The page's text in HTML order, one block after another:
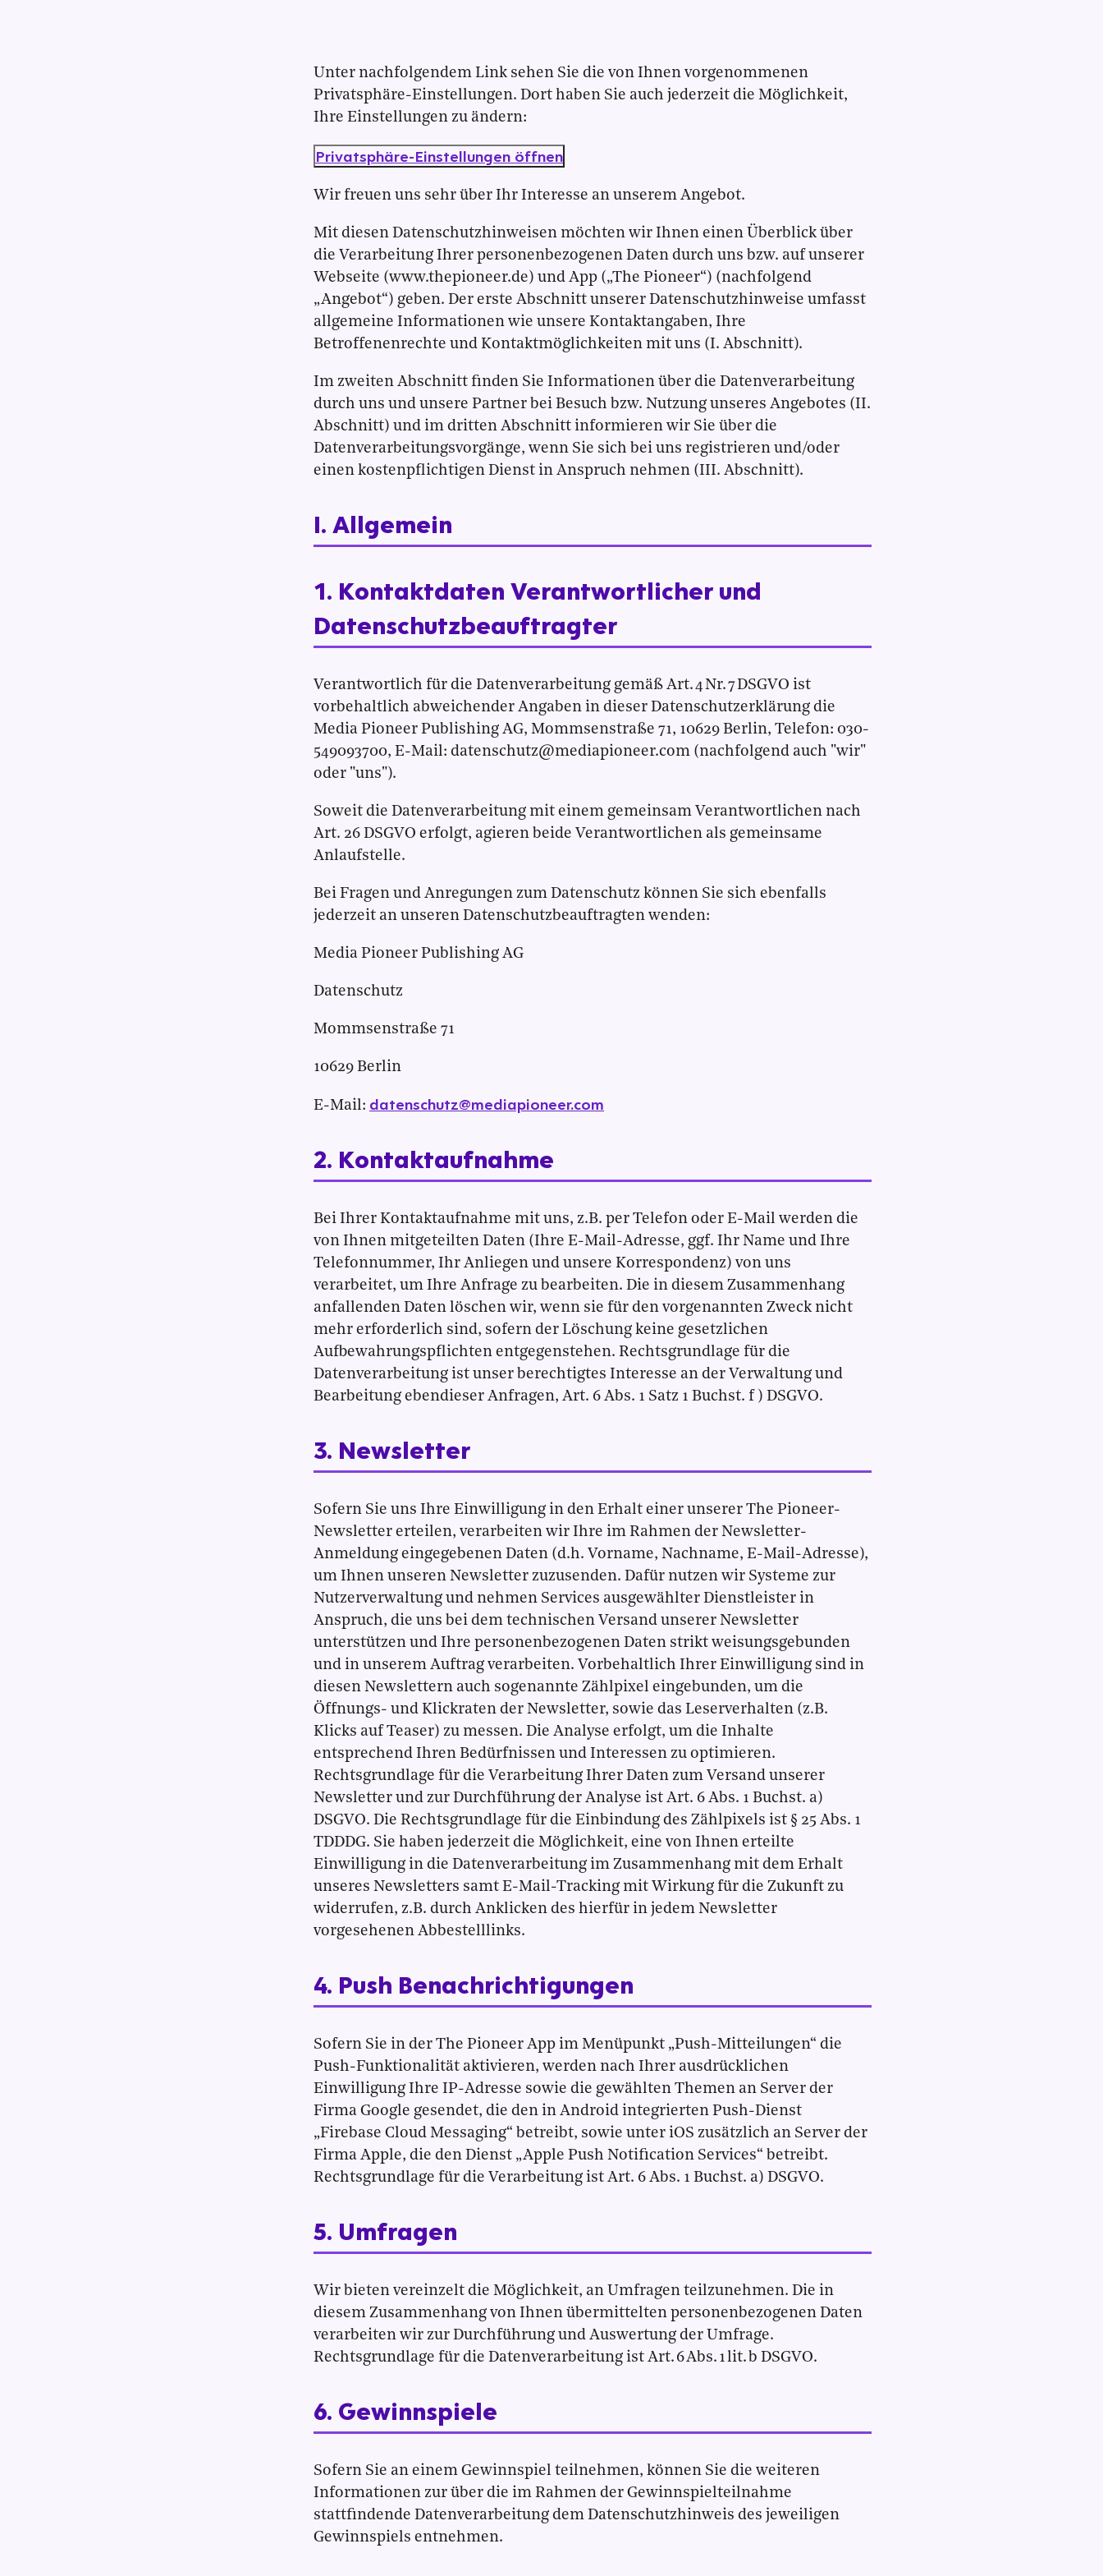
Unter nachfolgendem Link sehen Sie die von Ihnen vorgenommenen
Privatsphäre-Einstellungen. Dort haben Sie auch jederzeit die Möglichkeit,
Ihre Einstellungen zu ändern:
Privatsphäre-Einstellungen öffnen
Wir freuen uns sehr über Ihr Interesse an unserem Angebot.
Mit diesen Datenschutzhinweisen möchten wir Ihnen einen Überblick über
die Verarbeitung Ihrer personenbezogenen Daten durch uns bzw. auf unserer
Webseite (www.thepioneer.de) und App („The Pioneer“) (nachfolgend
„Angebot“) geben. Der erste Abschnitt unserer Datenschutzhinweise umfasst
allgemeine Informationen wie unsere Kontaktangaben, Ihre
Betroffenenrechte und Kontaktmöglichkeiten mit uns (I. Abschnitt).
Im zweiten Abschnitt finden Sie Informationen über die Datenverarbeitung
durch uns und unsere Partner bei Besuch bzw. Nutzung unseres Angebotes (II.
Abschnitt) und im dritten Abschnitt informieren wir Sie über die
Datenverarbeitungsvorgänge, wenn Sie sich bei uns registrieren und/oder
einen kostenpflichtigen Dienst in Anspruch nehmen (III. Abschnitt).
I. Allgemein
1. Kontaktdaten Verantwortlicher und
Datenschutzbeauftragter
Verantwortlich für die Datenverarbeitung gemäß Art. 4 Nr. 7 DSGVO ist
vorbehaltlich abweichender Angaben in dieser Datenschutzerklärung die
Media Pioneer Publishing AG, Mommsenstraße 71, 10629 Berlin, Telefon: 030-
549093700, E-Mail: datenschutz@mediapioneer.com (nachfolgend auch "wir"
oder "uns").
Soweit die Datenverarbeitung mit einem gemeinsam Verantwortlichen nach
Art. 26 DSGVO erfolgt, agieren beide Verantwortlichen als gemeinsame
Anlaufstelle.
Bei Fragen und Anregungen zum Datenschutz können Sie sich ebenfalls
jederzeit an unseren Datenschutzbeauftragten wenden:
Media Pioneer Publishing AG
Datenschutz
Mommsenstraße 71
10629 Berlin
E-Mail: datenschutz@mediapioneer.com
2. Kontaktaufnahme
Bei Ihrer Kontaktaufnahme mit uns, z.B. per Telefon oder E-Mail werden die
von Ihnen mitgeteilten Daten (Ihre E-Mail-Adresse, ggf. Ihr Name und Ihre
Telefonnummer, Ihr Anliegen und unsere Korrespondenz) von uns
verarbeitet, um Ihre Anfrage zu bearbeiten. Die in diesem Zusammenhang
anfallenden Daten löschen wir, wenn sie für den vorgenannten Zweck nicht
mehr erforderlich sind, sofern der Löschung keine gesetzlichen
Aufbewahrungspflichten entgegenstehen. Rechtsgrundlage für die
Datenverarbeitung ist unser berechtigtes Interesse an der Verwaltung und
Bearbeitung ebendieser Anfragen, Art. 6 Abs. 1 Satz 1 Buchst. f ) DSGVO.
3. Newsletter
Sofern Sie uns Ihre Einwilligung in den Erhalt einer unserer The Pioneer-
Newsletter erteilen, verarbeiten wir Ihre im Rahmen der Newsletter-
Anmeldung eingegebenen Daten (d.h. Vorname, Nachname, E-Mail-Adresse),
um Ihnen unseren Newsletter zuzusenden. Dafür nutzen wir Systeme zur
Nutzerverwaltung und nehmen Services ausgewählter Dienstleister in
Anspruch, die uns bei dem technischen Versand unserer Newsletter
unterstützen und Ihre personenbezogenen Daten strikt weisungsgebunden
und in unserem Auftrag verarbeiten. Vorbehaltlich Ihrer Einwilligung sind in
diesen Newslettern auch sogenannte Zählpixel eingebunden, um die
Öffnungs- und Klickraten der Newsletter, sowie das Leserverhalten (z.B.
Klicks auf Teaser) zu messen. Die Analyse erfolgt, um die Inhalte
entsprechend Ihren Bedürfnissen und Interessen zu optimieren.
Rechtsgrundlage für die Verarbeitung Ihrer Daten zum Versand unserer
Newsletter und zur Durchführung der Analyse ist Art. 6 Abs. 1 Buchst. a)
DSGVO. Die Rechtsgrundlage für die Einbindung des Zählpixels ist § 25 Abs. 1
TDDDG. Sie haben jederzeit die Möglichkeit, eine von Ihnen erteilte
Einwilligung in die Datenverarbeitung im Zusammenhang mit dem Erhalt
unseres Newsletters samt E-Mail-Tracking mit Wirkung für die Zukunft zu
widerrufen, z.B. durch Anklicken des hierfür in jedem Newsletter
vorgesehenen Abbestelllinks.
4. Push Benachrichtigungen
Sofern Sie in der The Pioneer App im Menüpunkt „Push-Mitteilungen“ die
Push-Funktionalität aktivieren, werden nach Ihrer ausdrücklichen
Einwilligung Ihre IP-Adresse sowie die gewählten Themen an Server der
Firma Google gesendet, die den in Android integrierten Push-Dienst
„Firebase Cloud Messaging“ betreibt, sowie unter iOS zusätzlich an Server der
Firma Apple, die den Dienst „Apple Push Notification Services“ betreibt.
Rechtsgrundlage für die Verarbeitung ist Art. 6 Abs. 1 Buchst. a) DSGVO.
5. Umfragen
Wir bieten vereinzelt die Möglichkeit, an Umfragen teilzunehmen. Die in
diesem Zusammenhang von Ihnen übermittelten personenbezogenen Daten
verarbeiten wir zur Durchführung und Auswertung der Umfrage.
Rechtsgrundlage für die Datenverarbeitung ist Art. 6 Abs. 1 lit. b DSGVO.
6. Gewinnspiele
Sofern Sie an einem Gewinnspiel teilnehmen, können Sie die weiteren
Informationen zur über die im Rahmen der Gewinnspielteilnahme
stattfindende Datenverarbeitung dem Datenschutzhinweis des jeweiligen
Gewinnspiels entnehmen.